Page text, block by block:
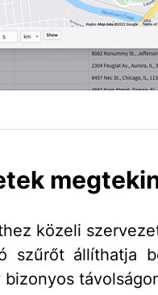
közeli
szűrőt állíthatja